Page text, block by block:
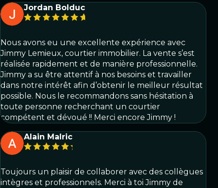
Jordan Bolduc
Nous avons eu une excellente expérience avec
Jimmy Lemieux, courtier immobilier. La vente s’est
réalisée rapidement et de manière professionnelle.
Jimmy a su être attentif à nos besoins et travailler
dans notre intérêt afin d’obtenir le meilleur résultat
possible. Nous le recommandons sans hésitation à
toute personne recherchant un courtier
compétent et dévoué !! Merci encore Jimmy !
Alain Malric
Toujours un plaisir de collaborer avec des collègues
intègres et professionnels. Merci à toi Jimmy de